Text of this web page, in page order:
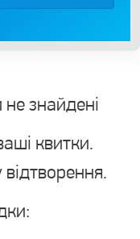
знайдені
квитки.